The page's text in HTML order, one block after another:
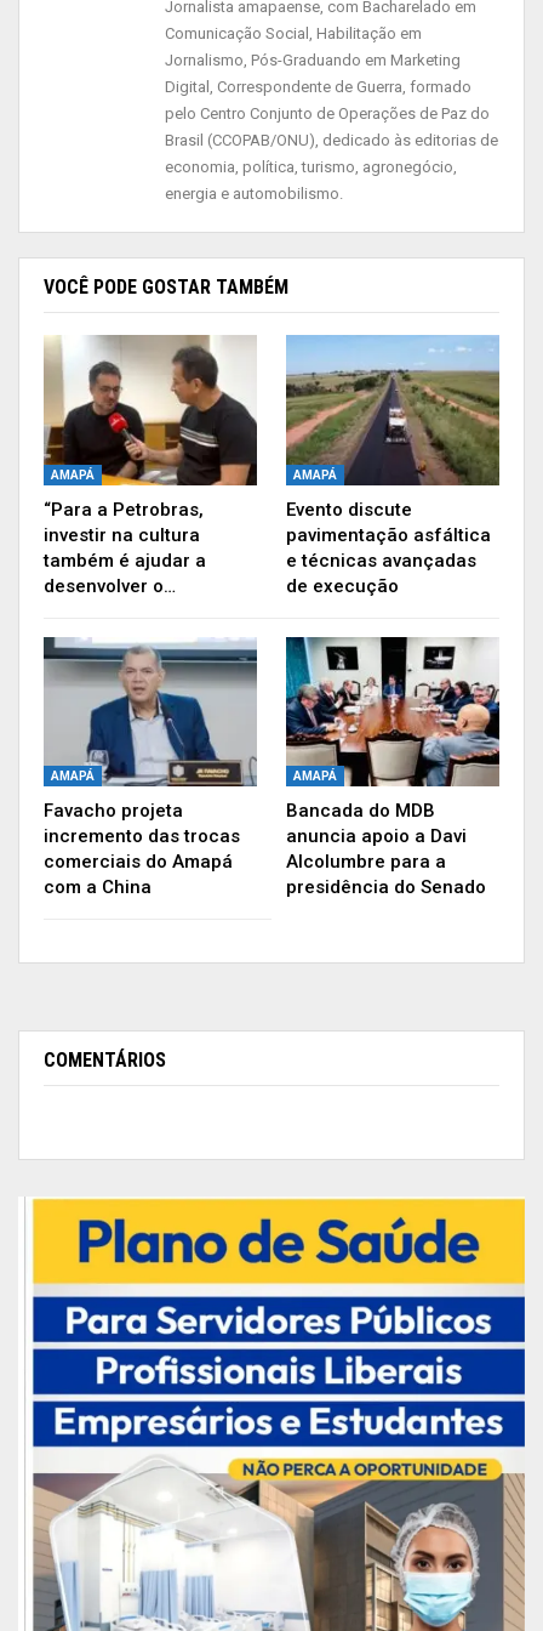
Jornalista amapaense, com Bacharelado em
Comunicação Social, Habilitação em
Jornalismo, Pós-Graduando em Marketing
Digital, Correspondente de Guerra, formado
pelo Centro Conjunto de Operações de Paz do
Brasil (CCOPAB/ONU), dedicado às editorias de
economia, política, turismo, agronegócio,
energia e automobilismo.
VOCÊ PODE GOSTAR TAMBÉM
AMAPÁ
“Para a Petrobras,
investir na cultura
também é ajudar a
desenvolver o…
AMAPÁ
Evento discute
pavimentação asfáltica
e técnicas avançadas
de execução
AMAPÁ
Favacho projeta
incremento das trocas
comerciais do Amapá
com a China
AMAPÁ
Bancada do MDB
anuncia apoio a Davi
Alcolumbre para a
presidência do Senado
COMENTÁRIOS